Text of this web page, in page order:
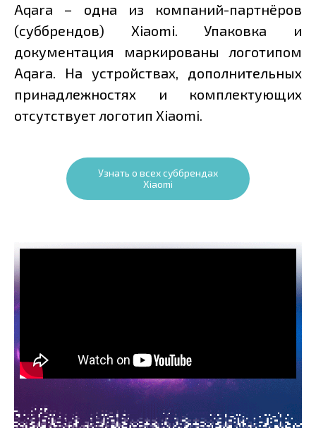
Aqara – одна из компаний-партнёров
(суббрендов) Xiaomi. Упаковка и
документация маркированы логотипом
Aqara. На устройствах, дополнительных
принадлежностях и комплектующих
отсутствует логотип Xiaomi.
Узнать о всех суббрендах
Xiaomi